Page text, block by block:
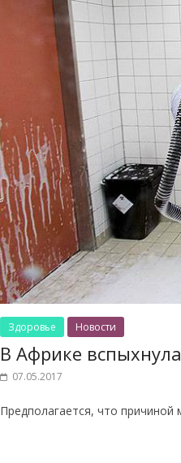
Здоровье Новости
В Африке
07.05.2017
Предполагается, что